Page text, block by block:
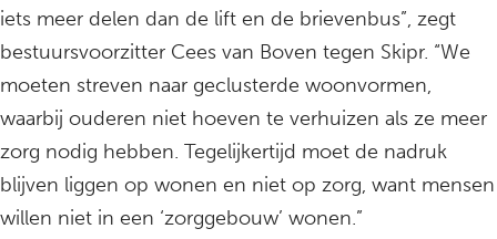
iets meer delen dan de lift en de brievenbus”, zegt
bestuursvoorzitter Cees van Boven tegen Skipr. “We
moeten streven naar geclusterde woonvormen,
waarbij ouderen niet hoeven te verhuizen als ze meer
zorg nodig hebben. Tegelijkertijd moet de nadruk
blijven liggen op wonen en niet op zorg, want mensen
willen niet in een ‘zorggebouw’ wonen.”